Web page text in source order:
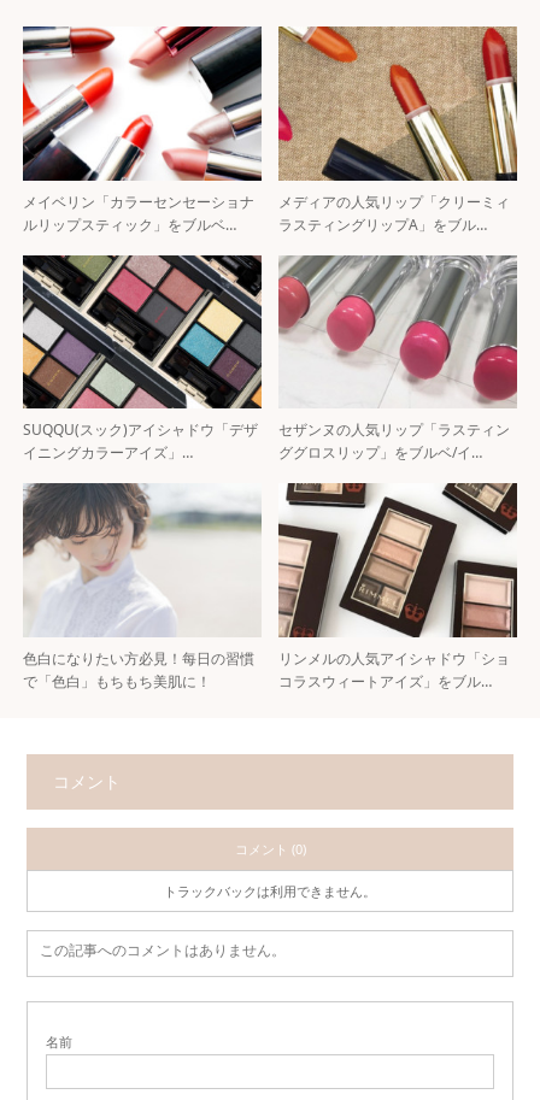
メイベリン「カラーセンセーショナ
ルリップスティック」をブルベ…
メディアの人気リップ「クリーミィ
ラスティングリップA」をブル…
SUQQU(スック)アイシャドウ「デザ
イニングカラーアイズ」…
セザンヌの人気リップ「ラスティン
ググロスリップ」をブルベ/イ…
色白になりたい方必見！每日の習慣
で「色白」もちもち美肌に！
リンメルの人気アイシャドウ「ショ
コラスウィートアイズ」をブル…
コメント
コメント (0)
トラックバックは利用できません。
この記事へのコメントはありません。
名前